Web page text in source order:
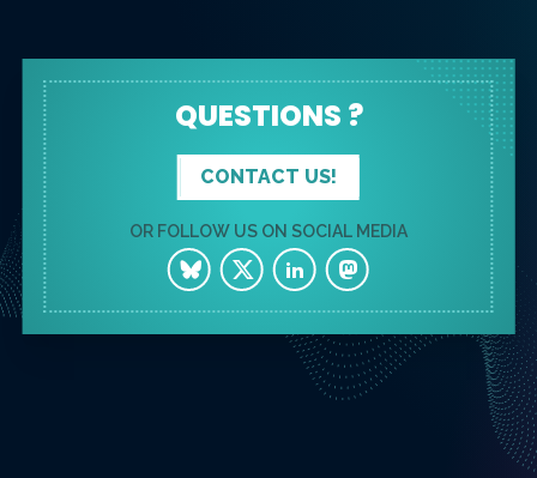
QUESTIONS ?
CONTACT US!
OR FOLLOW US ON SOCIAL MEDIA